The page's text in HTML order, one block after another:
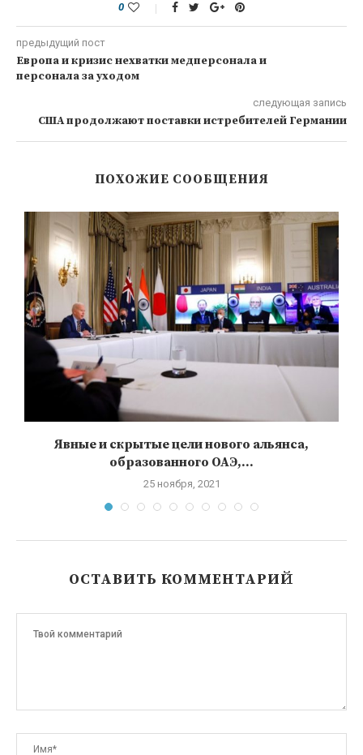
0
предыдущий пост
Европа и кризис нехватки медперсонала и
персонала за уходом
следующая запись
США продолжают поставки истребителей Германии
ПОХОЖИЕ СООБЩЕНИЯ
Явные и скрытые цели нового альянса,
образованного ОАЭ,...
25 ноября, 2021
ОСТАВИТЬ КОММЕНТАРИЙ